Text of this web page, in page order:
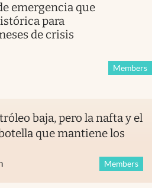
emergencia que
para
de crisis
Members
baja, pero la nafta y el
que mantiene los
Members